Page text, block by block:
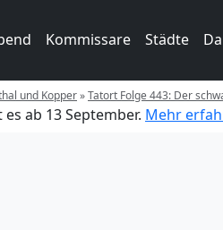
Kommissare Städte
und Kopper»Tatort Folge 443: Der
ab 13 September. Mehr